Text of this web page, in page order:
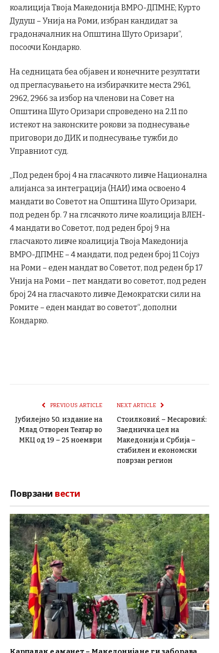
коалиција Твоја Македонија ВМРО-ДПМНЕ; Курто
Дудуш – Унија на Роми, избран кандидат за
градоначалник на Општина Шуто Оризари“,
посоочи Кондарко.
На седницата беа објавен и конечните резултати
од прегласувањето на избирачките места 2961,
2962, 2966 за избор на членови на Совет на
Општина Шуто Оризари спроведено на 2.11 по
истекот на законските рокови за поднесување
приговори до ДИК и поднесување тужби до
Управниот суд.
„Под реден број 4 на гласачкото ливче Национална
алијанса за интеграција (НАИ) има освоено 4
мандати во Советот на Општина Шуто Оризари,
под реден бр. 7 на глсачкото личе коалиција ВЛЕН-
4 мандати во Советот, под реден број 9 на
гласчакото ливче коалиција Твоја Македонија
ВМРО-ДПМНЕ – 4 мандати, под реден број 11 Сојуз
на Роми – еден мандат во Советот, под реден бр 17
Унија на Роми – пет мандати во советот, под реден
број 24 на гласчакото ливче Демократски сили на
Ромите – еден мандат во советот“, дополни
Кондарко.
PREVIOUS ARTICLE
Јубилејно 50. издание на
Млад Отворен Театар во
МКЦ од 19 – 25 ноември
NEXT ARTICLE
Стоилковиќ – Месаровиќ:
Заедничка цел на
Македонија и Србија –
стабилен и економски
поврзан регион
Поврзани вести